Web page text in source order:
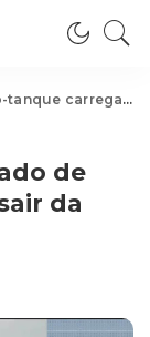
gasolina pega fogo após sair da pista na BR-316
de
da